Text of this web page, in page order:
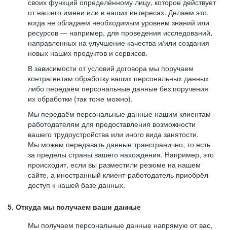
своих функций определённому лицу, которое действует
от нашего имени или в наших интересах. Делаем это,
когда не обладаем необходимым уровнем знаний или
ресурсов — например, для проведения исследований,
направленных на улучшение качества и/или создания
новых наших продуктов и сервисов.
В зависимости от условий договора мы поручаем
контрагентам обработку ваших персональных данных
либо передаём персональные данные без поручения
их обработки (так тоже можно).
Мы передаём персональные данные нашим клиентам-
работодателям для предоставления возможности
вашего трудоустройства или иного вида занятости.
Мы можем передавать данные трансгранично, то есть
за пределы страны вашего нахождения. Например, это
происходит, если вы разместили резюме на нашем
сайте, а иностранный клиент-работодатель приобрёл
доступ к нашей базе данных.
5. Откуда мы получаем ваши данные
Мы получаем персональные данные напрямую от вас,